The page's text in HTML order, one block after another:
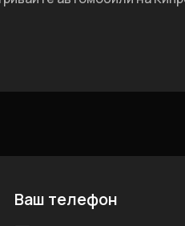
Ваш телефон